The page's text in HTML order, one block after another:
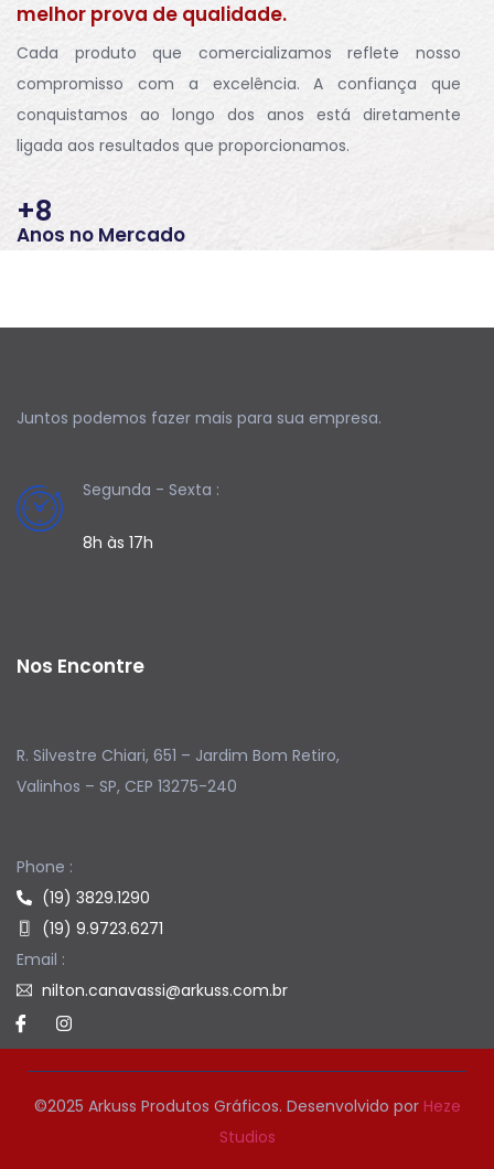
melhor prova de qualidade.
Cada produto que comercializamos reflete nosso
compromisso com a excelência. A confiança que
conquistamos ao longo dos anos está diretamente
ligada aos resultados que proporcionamos.
+8
Anos no Mercado
Juntos podemos fazer mais para sua empresa.
Segunda - Sexta :
8h às 17h
Nos Encontre
R. Silvestre Chiari, 651 – Jardim Bom Retiro,
Valinhos – SP, CEP 13275-240
Phone :
(19) 3829.1290
(19) 9.9723.6271
Email :
nilton.canavassi@arkuss.com.br
©2025 Arkuss Produtos Gráficos. Desenvolvido por Heze
Studios